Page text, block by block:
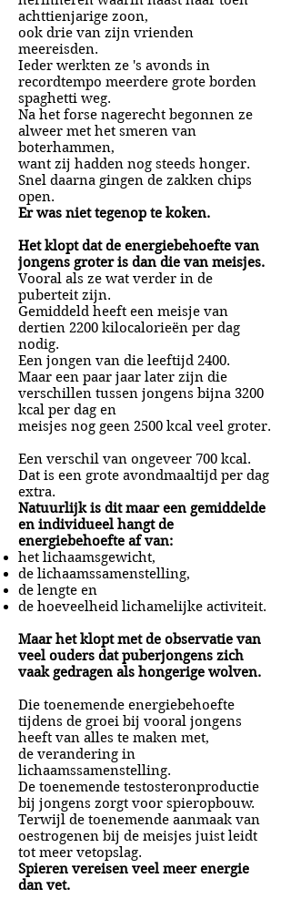
achttienjarige zoon,
ook drie van zijn vrienden
meereisden.
Ieder werkten ze 's avonds in
recordtempo meerdere grote borden
spaghetti weg.
Na het forse nagerecht begonnen ze
alweer met het smeren van
boterhammen,
want zij hadden nog steeds honger.
Snel daarna gingen de zakken chips
open.
Er was niet tegenop te koken.
Het klopt dat de energiebehoefte van
jongens groter is dan die van meisjes.
Vooral als ze wat verder in de
puberteit zijn.
Gemiddeld heeft een meisje van
dertien 2200 kilocalorieën per dag
nodig.
Een jongen van die leeftijd 2400.
Maar een paar jaar later zijn die
verschillen tussen jongens bijna 3200
kcal per dag en
meisjes nog geen 2500 kcal veel groter.
Een verschil van ongeveer 700 kcal.
Dat is een grote avondmaaltijd per dag
extra.
Natuurlijk is dit maar een gemiddelde
en individueel hangt de
energiebehoefte af van:
het lichaamsgewicht,
de lichaamssamenstelling,
de lengte en
de hoeveelheid lichamelijke activiteit.
Maar het klopt met de observatie van
veel ouders dat puberjongens zich
vaak gedragen als hongerige wolven.
Die toenemende energiebehoefte
tijdens de groei bij vooral jongens
heeft van alles te maken met,
de verandering in
lichaamssamenstelling.
De toenemende testosteronproductie
bij jongens zorgt voor spieropbouw.
Terwijl de toenemende aanmaak van
oestrogenen bij de meisjes juist leidt
tot meer vetopslag.
Spieren vereisen veel meer energie
dan vet.